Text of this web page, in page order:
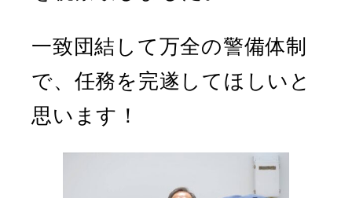
一致団結して万全の警備体制
で、任務を完遂してほしいと
思います！